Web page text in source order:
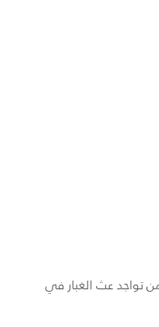
تواجد عث الغبار في